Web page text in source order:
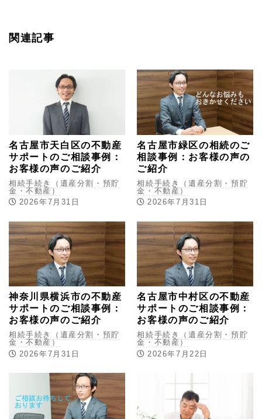
関連記事
名古屋市天白区の不動産
サポートのご相談事例：
お客様の声のご紹介
相続手続き（遺産分割・預貯
金・不動産）
2026年7月31日
名古屋市緑区の相続のご
相談事例：お客様の声の
ご紹介
相続手続き（遺産分割・預貯
金・不動産）
2026年7月31日
神奈川県横浜市の不動産
サポートのご相談事例：
お客様の声のご紹介
相続手続き（遺産分割・預貯
金・不動産）
2026年7月31日
名古屋市中村区の不動産
サポートのご相談事例：
お客様の声のご紹介
相続手続き（遺産分割・預貯
金・不動産）
2026年7月22日